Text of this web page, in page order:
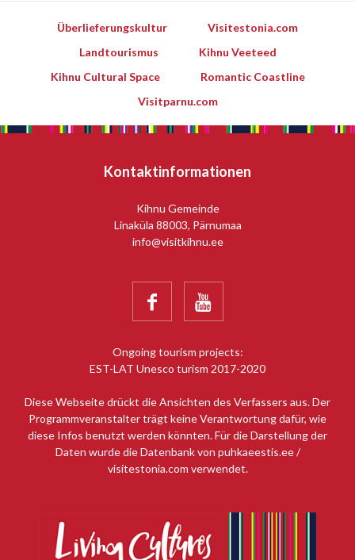
Überlieferungskultur
Visitestonia.com
Landtourismus
Kihnu Veeteed
Kihnu Cultural Space
Romantic Coastline
Visitparnu.com
Kontaktinformationen
Kihnu Gemeinde
Linaküla 88003, Pärnumaa
info@visitkihnu.ee
 
Ongoing tourism projects:
EST-LAT Unesco turism 2017-2020
Diese Webseite drückt die Ansichten des Verfassers aus. Der
Programmveranstalter trägt keine Verantwortung dafür, wie
diese Infos benutzt werden könnten. Für die Darstellung der
Daten wurde die Datenbank von puhkaeestis.ee /
visitestonia.com verwendet.